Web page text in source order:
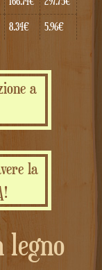
8.34€ 5.96€
a
la